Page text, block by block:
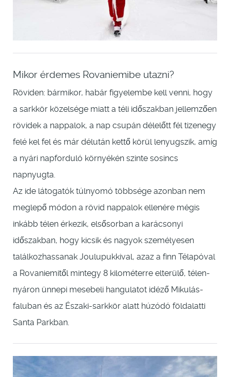
Mikor érdemes Rovaniemibe utazni?
Röviden: bármikor, habár figyelembe kell venni, hogy
a sarkkör közelsége miatt a téli időszakban jellemzően
rövidek a nappalok, a nap csupán délelőtt fél tizenegy
felé kel fel és már délután kettő körül lenyugszik, amíg
a nyári napforduló környékén szinte sosincs
napnyugta.
Az ide látogatók túlnyomó többsége azonban nem
meglepő módon a rövid nappalok ellenére mégis
inkább télen érkezik, elsősorban a karácsonyi
időszakban, hogy kicsik és nagyok személyesen
találkozhassanak Joulupukkival, azaz a finn Télapóval
a Rovaniemitől mintegy 8 kilométerre elterülő, télen-
nyáron ünnepi mesebeli hangulatot idéző Mikulás-
faluban és az Északi-sarkkör alatt húzódó földalatti
Santa Parkban.